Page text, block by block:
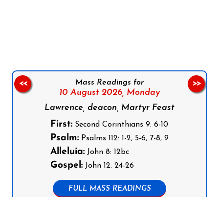
Mass Readings for
10 August 2026, Monday
Lawrence, deacon, Martyr Feast
First: Second Corinthians 9: 6-10
Psalm: Psalms 112: 1-2, 5-6, 7-8, 9
Alleluia: John 8: 12bc
Gospel: John 12: 24-26
FULL MASS READINGS
<< >>